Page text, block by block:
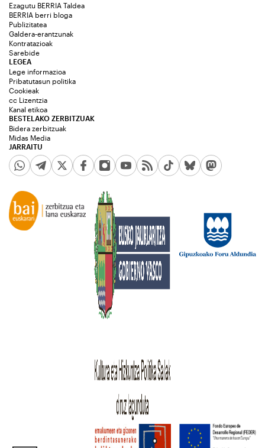
Ezagutu BERRIA Taldea
BERRIA berri bloga
Publizitatea
Galdera-erantzunak
Kontratazioak
Sarebide
JARRAITU
LEGEA
Lege informazioa
Pribatutasun politika
Cookieak
cc Lizentzia
Kanal etikoa
BESTELAKO ZERBITZUAK
Bidera zerbitzuak
Midas Media